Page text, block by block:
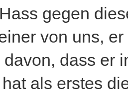
gegen
von uns,
dass er
als erstes